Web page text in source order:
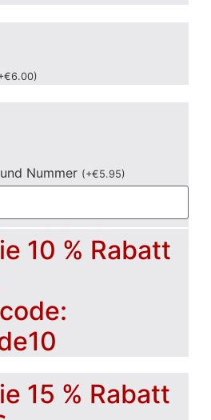
€6.00)
Nummer (+€5.95)
10 % Rabatt
15 % Rabatt